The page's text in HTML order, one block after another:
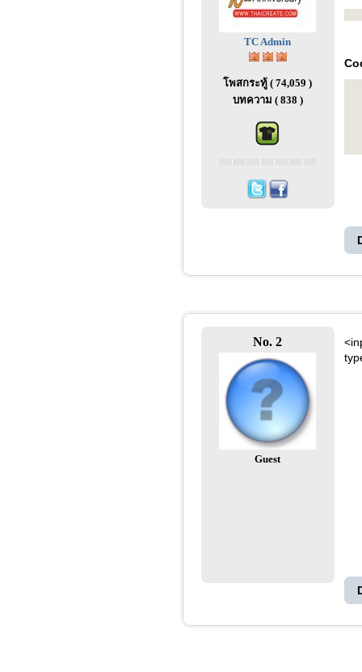
TC Admin
โพสกระทู้ ( 74,059 )
บทความ ( 838 )
No. 2
Guest